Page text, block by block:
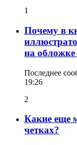
1
Почему в
на
Последнее
19:26
2
Какие еще
четках?